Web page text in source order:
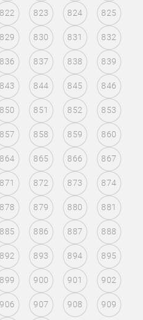
822 823 824 825
829 830 831 832
836 837 838 839
843 844 845 846
850 851 852 853
857 858 859 860
864 865 866 867
871 872 873 874
878 879 880 881
885 886 887 888
892 893 894 895
899 900 901 902
906 907 908 909